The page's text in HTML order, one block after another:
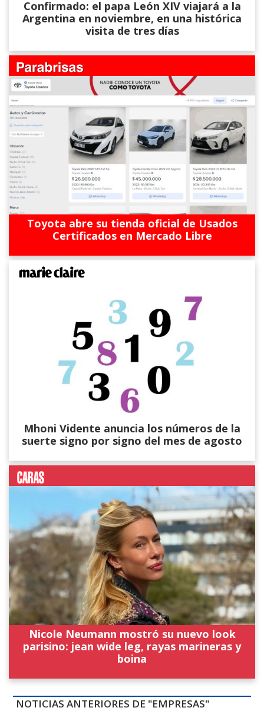
Confirmado: el papa León XIV viajará a la
Argentina en noviembre, en una histórica
visita de tres días
Toyota abre su tienda oficial de Usados
Certificados en Mercado Libre
Mhoni Vidente anuncia los números de la
suerte signo por signo del mes de agosto
Nicole Neumann mostró su nuevo look
parisino: jean wide leg, rayas marineras y
boina
NOTICIAS ANTERIORES DE "EMPRESAS"